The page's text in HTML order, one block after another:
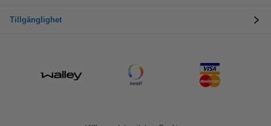
Tillgänglighet